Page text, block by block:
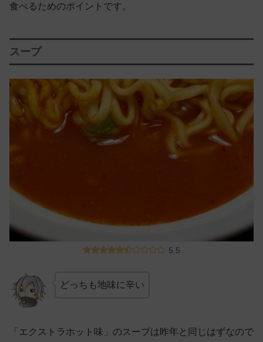
食べるためのポイントです。
スープ
5.5
どっちも地味に辛い
「エクストラホット味」のスープは昨年と同じはずなので